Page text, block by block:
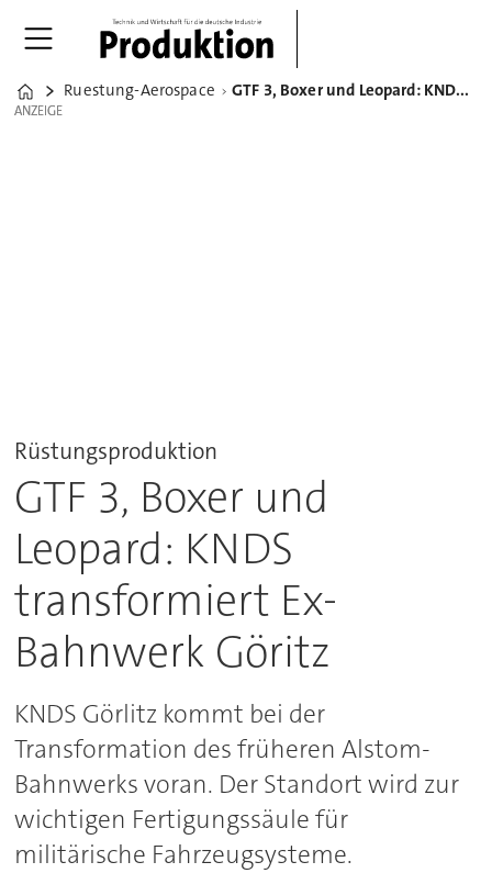
Home
Ruestung-Aerospace GTF 3, Boxer und Leopard: KNDS transformiert Ex-Bahnwerk Göritz
ANZEIGE
ANZEIGE
Rüstungsproduktion
GTF 3, Boxer und
Leopard: KNDS
transformiert Ex-
Bahnwerk Göritz
KNDS Görlitz kommt bei der
Transformation des früheren Alstom-
Bahnwerks voran. Der Standort wird zur
wichtigen Fertigungssäule für
militärische Fahrzeugsysteme.